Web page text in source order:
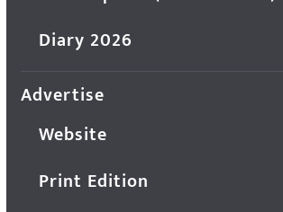
Diary 2026
Advertise
Website
Print Edition